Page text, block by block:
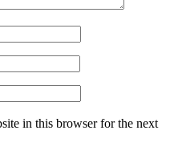
in this browser for the next